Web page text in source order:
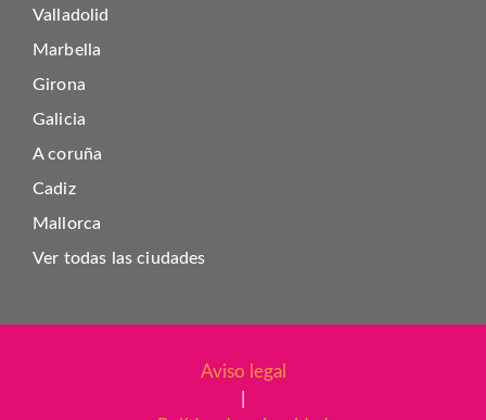
Valladolid
Marbella
Girona
Galicia
A coruña
Cadiz
Mallorca
Ver todas las ciudades
Aviso legal